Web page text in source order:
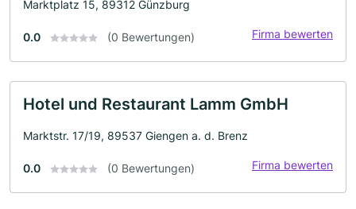
Marktplatz 15, 89312 Günzburg
0.0 (0 Bewertungen) Firma bewerten
Hotel und Restaurant Lamm GmbH
Marktstr. 17/19, 89537 Giengen a. d. Brenz
0.0 (0 Bewertungen) Firma bewerten